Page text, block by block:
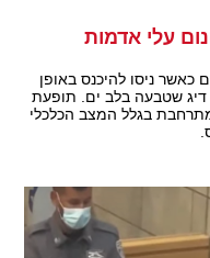
עלי אדמות
ניסו להיכנס באופן
דיג שטבעה בלב ים. תופעת
בגלל המצב הכלכלי